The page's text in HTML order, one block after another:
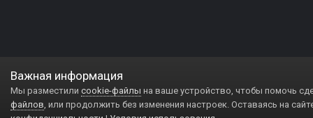
Важная информация
Мы разместили cookie-файлы на ваше устройство, чтобы помочь
файлов, или продолжить без изменения настроек. Оставаясь на